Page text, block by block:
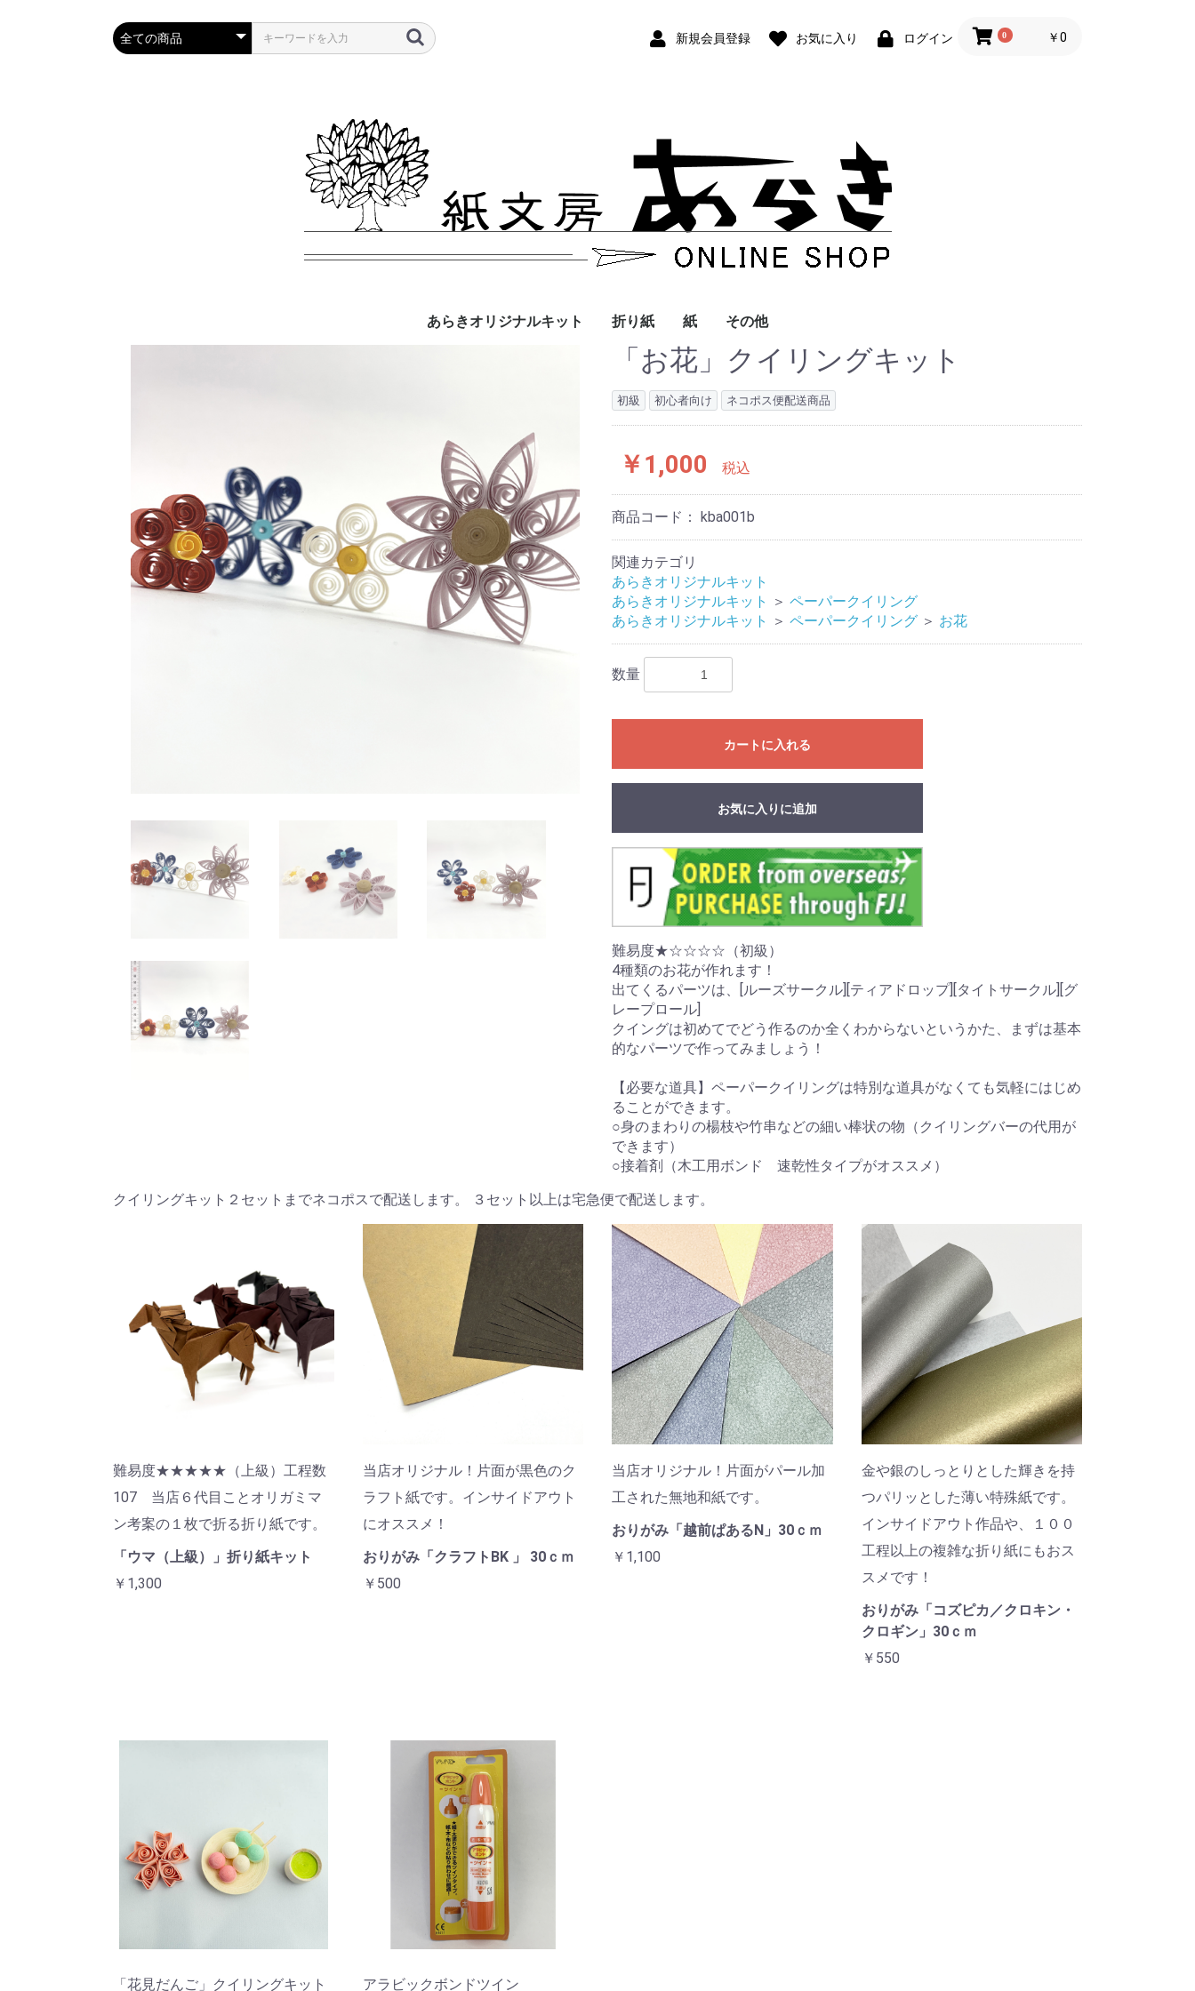
新規会員登録 お気に入り ログイン 0 ￥0
あらきオリジナルキット
空想動物
季節のおりがみ 干支
お正月
節分・ひなまつり
春
こどもの日
梅雨
ハロウィン
クリスマス
イヌ・ネコ
その他
アマビエ
食べもの
ハロウィン
クリスマス
折り紙
あらきの折り紙 50ｃｍおりがみ
ビオトープ
tカラぺ
里紙
越前和紙おりがみ
グリスター
筋入りクラフト
クラフトBK
コズピカ
チョコグラシン
ハーレムブラック
赤奉書（赤柾）
ワックスペーパー
その他
紙
和紙
クイリングペーパー MIXペーパー
単色ペーパー
その他
「お花」クイリングキット
初級 初心者向け ネコポス便配送商品
￥1,000 税込
商品コード： kba001b
関連カテゴリ
あらきオリジナルキット
あらきオリジナルキット
＞ ペーパークイリング
あらきオリジナルキット
＞ ペーパークイリング ＞ お花
数量
カートに入れる
お買い物を続ける カートへ進む
お気に入りに追加
難易度★☆☆☆☆（初級）
4種類のお花が作れます！
出てくるパーツは、[ルーズサークル][ティアドロップ][タイトサークル][グ
レープロール]
クイングは初めてでどう作るのか全くわからないというかた、まずは基本
的なパーツで作ってみましょう！
【必要な道具】ペーパークイリングは特別な道具がなくても気軽にはじめ
ることができます。
○身のまわりの楊枝や竹串などの細い棒状の物（クイリングバーの代用が
できます）
○接着剤（木工用ボンド 速乾性タイプがオススメ）
クイリングキット２セットまでネコポスで配送します。 ３セット以上は宅急便で配送します。
難易度★★★★★（上級）工程数
107 当店６代目ことオリガミマ
ン考案の１枚で折る折り紙です。
「ウマ（上級）」折り紙キット
￥1,300
当店オリジナル！片面が黒色のク
ラフト紙です。インサイドアウト
にオススメ！
おりがみ「クラフトBK 」 30ｃｍ
￥500
当店オリジナル！片面がパール加
工された無地和紙です。
おりがみ「越前ぱあるN」30ｃｍ
￥1,100
金や銀のしっとりとした輝きを持
つパリッとした薄い特殊紙です。
インサイドアウト作品や、１００
工程以上の複雑な折り紙にもおス
スメです！
おりがみ「コズピカ／クロキン・
クロギン」30ｃｍ
￥550
「花見だんご」クイリングキット アラビックボンドツイン